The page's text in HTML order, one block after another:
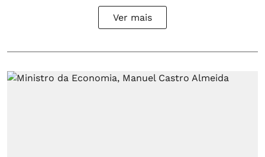
Ver mais